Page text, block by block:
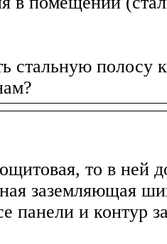
стальную полосу
то в ней
заземляющая
панели и контур